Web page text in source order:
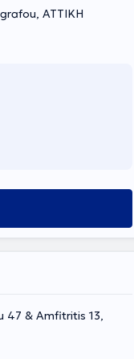
ΑΤΤΙΚΗ
47 & Amfitritis 13,